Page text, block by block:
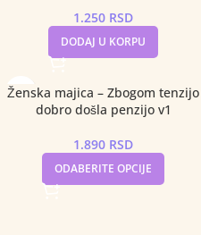
1.250 RSD
DODAJ U KORPU
Ženska majica – Zbogom tenzijo
dobro došla penzijo v1
1.890 RSD
ODABERITE OPCIJE